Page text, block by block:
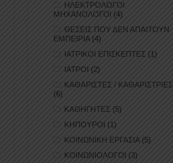
ΗΛΕΚΤΡΟΛΟΓΟΙ
ΜΗΧΑΝΟΛΟΓΟΙ (4)
ΘΕΣΕΙΣ ΠΟΥ ΔΕΝ ΑΠΑΙΤΟΥΝ
ΕΜΠΕΙΡΙΑ(4)
ΙΑΤΡΙΚΟΙ ΕΠΙΣΚΕΠΤΕΣ (1)
ΙΑΤΡΟΙ (2)
ΚΑΘΑΡΙΣΤΕΣ / ΚΑΘΑΡΙΣΤΡΙΕΣ
(6)
ΚΑΘΗΓΗΤΕΣ (5)
ΚΗΠΟΥΡΟΙ (1)
ΚΟΙΝΩΝΙΚΗ ΕΡΓΑΣΙΑ(5)
ΚΟΙΝΩΝΙΟΛΟΓΟΙ (3)